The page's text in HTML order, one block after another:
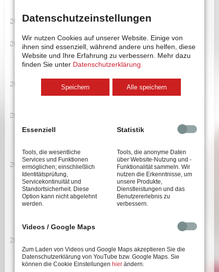
2019
2018
Juni 2018
Februar 2018
2017
2016
Juli 2016
März 2016
2015
Juli 2015
Juni 2015
Mai 2015
April 2015
Januar 2015
2014
Dezember 2014
Oktober 2014
September 2014
Datenschutzeinstellungen
Wir nutzen Cookies auf unserer Website. Einige von
ihnen sind essenziell, während andere uns helfen, diese
Website und Ihre Erfahrung zu verbessern. Mehr dazu
finden Sie unter Datenschutzerklärung.
Speichern Alle speichern
Essenziell
Tools, die wesentliche
Services und Funktionen
ermöglichen; einschließlich
Identitätsprüfung,
Servicekontinuität und
Standortsicherheit. Diese
Option kann nicht abgelehnt
werden.
Statistik
Tools, die anonyme Daten
über Website-Nutzung und -
Funktionalität sammeln. Wir
nutzen die Erkenntnisse, um
unsere Produkte,
Dienstleistungen und das
Benutzererlebnis zu
verbessern.
Videos / Google Maps
Zum Laden von Videos und Google Maps akzeptieren Sie die
Datenschutzerklärung von YouTube bzw. Google Maps. Sie
können die Cookie Einstellungen hier ändern.